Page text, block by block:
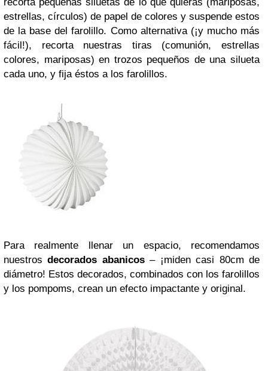
estrellas, círculos) de papel de colores y suspende estos
de la base del farolillo. Como alternativa (¡y mucho más
fácil!), recorta nuestras tiras (comunión, estrellas
colores, mariposas) en trozos pequeños de una silueta
cada uno, y fija éstos a los farolillos.
Para realmente llenar un espacio, recomendamos
nuestrosdecorados abanicos– ¡miden casi 80cm de
diámetro! Estos decorados, combinados con los farolillos
y los pompoms, crean un efecto impactante y original.